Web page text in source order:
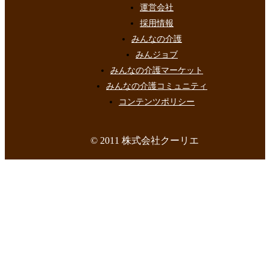
運営会社
採用情報
みんなの介護
みんジョブ
みんなの介護マーケット
みんなの介護コミュニティ
コンテンツポリシー
© 2011 株式会社クーリエ